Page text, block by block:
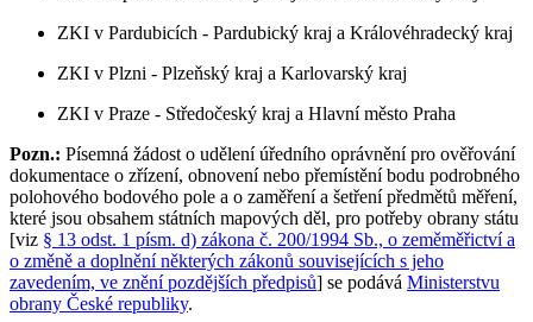
ZKI v Pardubicích - Pardubický kraj a Královéhradecký kraj
ZKI v Plzni - Plzeňský kraj a Karlovarský kraj
ZKI v Praze - Středočeský kraj a Hlavní město Praha
Pozn.: Písemná žádost o udělení úředního oprávnění pro ověřování
dokumentace o zřízení, obnovení nebo přemístění bodu podrobného
polohového bodového pole a o zaměření a šetření předmětů měření,
které jsou obsahem státních mapových děl, pro potřeby obrany státu
[viz § 13 odst. 1 písm. d) zákona č. 200/1994 Sb., o zeměměřictví a
o změně a doplnění některých zákonů souvisejících s jeho
zavedením, ve znění pozdějších předpisů] se podává Ministerstvu
obrany České republiky.